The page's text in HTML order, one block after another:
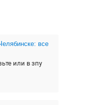
все
или в зпу